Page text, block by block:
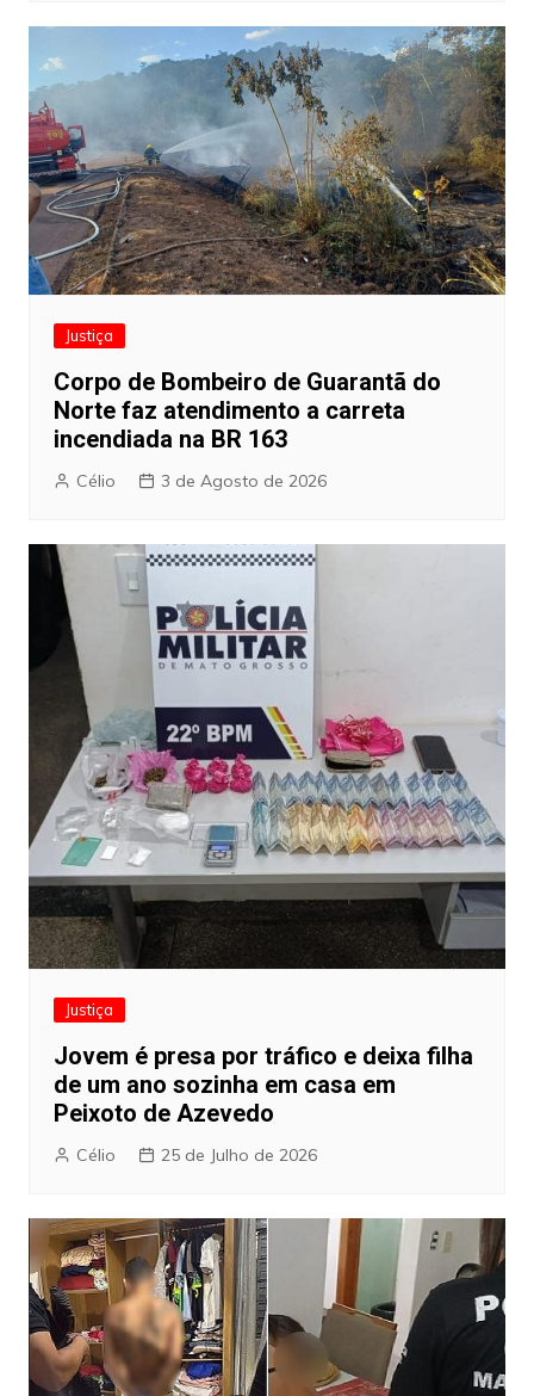
Justiça
Corpo de Bombeiro de Guarantã do
Norte faz atendimento a carreta
incendiada na BR 163
Célio 3 de Agosto de 2026
Justiça
Jovem é presa por tráfico e deixa filha
de um ano sozinha em casa em
Peixoto de Azevedo
Célio 25 de Julho de 2026